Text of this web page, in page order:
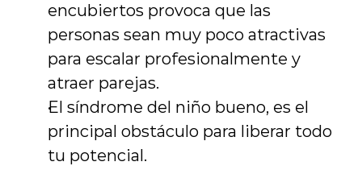
encubiertos provoca que las
personas sean muy poco atractivas
para escalar profesionalmente y
atraer parejas.
El síndrome del niño bueno, es el
principal obstáculo para liberar todo
tu potencial.